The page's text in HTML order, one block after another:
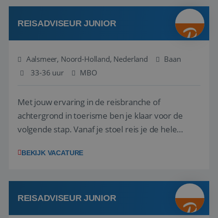
werken: of het nu gaat om vragen ...
REISADVISEUR JUNIOR
Aalsmeer, Noord-Holland, Nederland
Baan
33-36 uur
MBO
Met jouw ervaring in de reisbranche of
achtergrond in toerisme ben je klaar voor de
volgende stap. Vanaf je stoel reis je de hele
wensen van je team, je klant en wat er in de
klanten te overtuigen om die droomreis te
boeken! ...
BEKIJK VACATURE
REISADVISEUR JUNIOR